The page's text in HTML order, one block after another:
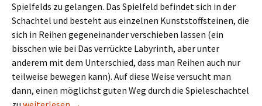
Spielfelds zu gelangen. Das Spielfeld befindet sich in der
Schachtel und besteht aus einzelnen Kunststoffsteinen, die
sich in Reihen gegeneinander verschieben lassen (ein
bisschen wie bei Das verrückte Labyrinth, aber unter
anderem mit dem Unterschied, dass man Reihen auch nur
teilweise bewegen kann). Auf diese Weise versucht man
dann, einen möglichst guten Weg durch die Spieleschachtel
Neue Spiele aus Lateinamerika, Teil 19/2019